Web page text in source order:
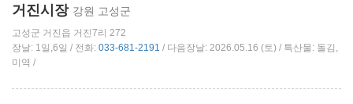
거진시장 강원 고성군
고성군 거진읍 거진7리 272
장날: 1일,6일 / 전화: 033-681-2191 / 다음장날: 2026.05.16 (토) / 특산물: 돌김,
미역 /